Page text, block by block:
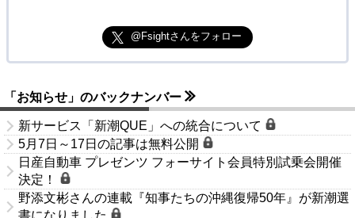
@Fsightさんをフォロー
「お知らせ」のバックナンバー
新サービス「新潮QUE」への統合について
5月7日～17日の記事は無料公開
日産自動車 プレゼンツ フォーサイト会員特別試乗会開催
決定！
野添文彬さんの連載『知事たちの沖縄復帰50年』が新潮選
書になりました